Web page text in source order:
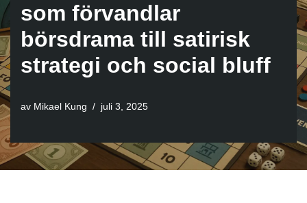
som förvandlar
börsdrama till satirisk
strategi och social bluff
av Mikael Kung juli 3, 2025